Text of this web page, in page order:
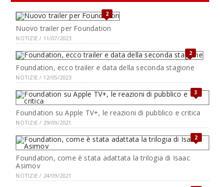
2
Nuovo trailer per Foundation
NOTIZIE / 11/07/2023
2
Foundation, ecco trailer e data della seconda stagione
NOTIZIE / 12/05/2023
3
Foundation su Apple TV+, le reazioni di pubblico e critica
NOTIZIE / 29/09/2021
2
Foundation, come è stata adattata la trilogia di Isaac
Asimov
NOTIZIE / 24/09/2021